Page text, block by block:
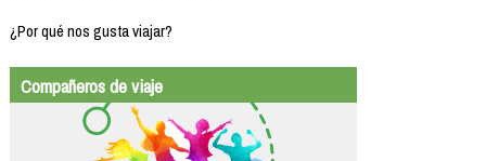
¿Por qué nos gusta viajar?
Compañeros de viaje